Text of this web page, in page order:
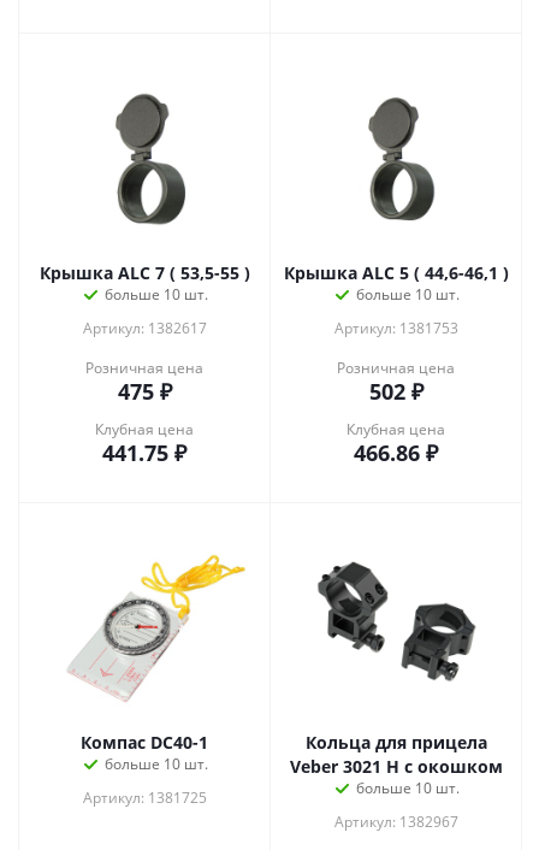
Крышка ALC 7 ( 53,5-55 )
больше 10 шт.
Артикул: 1382617
Розничная цена
475₽
Клубная цена
441.75 ₽
Крышка ALC 5 ( 44,6-46,1 )
больше 10 шт.
Артикул: 1381753
Розничная цена
502₽
Клубная цена
466.86 ₽
Компас DC40-1
больше 10 шт.
Артикул: 1381725
Кольца для прицела
Veber 3021 H с окошком
больше 10 шт.
Артикул: 1382967